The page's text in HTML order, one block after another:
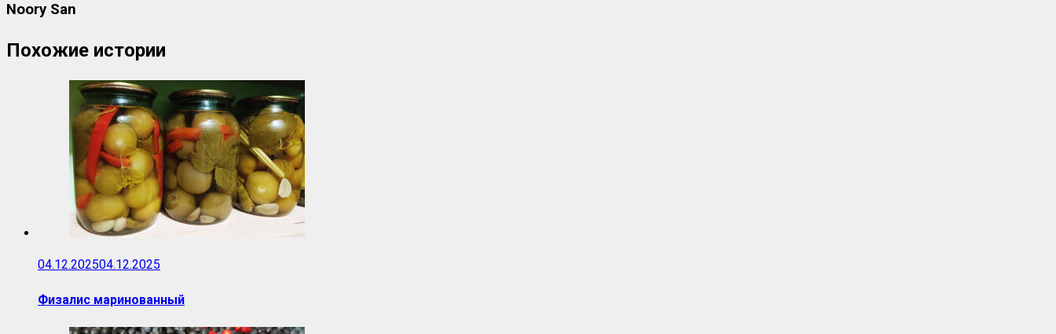
Noory San
Похожие истории
04.12.202504.12.2025
Физалис маринованный